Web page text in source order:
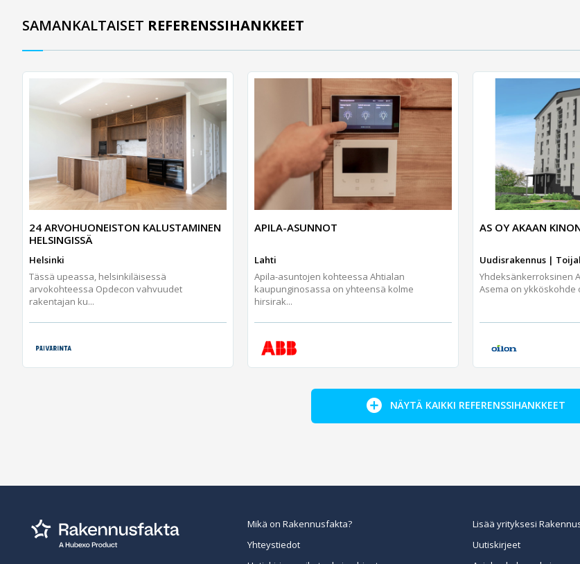
SAMANKALTAISET REFERENSSIHANKKEET
24 ARVOHUONEISTON KALUSTAMINEN
HELSINGISSÄ
Helsinki
Tässä upeassa, helsinkiläisessä
arvokohteessa Opdecon vahvuudet
rakentajan ku...
APILA-ASUNNOT
Lahti
Apila-asuntojen kohteessa Ahtialan
kaupunginosassa on yhteensä kolme
hirsirak...
AS OY AKAAN
Uudisrakennus |
Yhdeksänkerroksinen
Asema on ykköskohde
NÄYTÄ KAIKKI REFERENSSIHANKKEET
Mikä on Rakennusfakta?
Yhteystiedot
Lisää yrityksesi
Uutiskirjeet